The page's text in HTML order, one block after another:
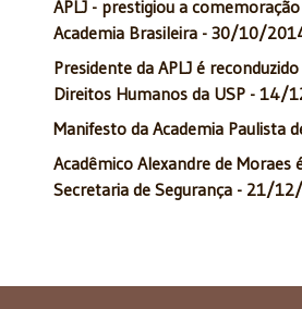
APLJ - prestigiou a
Academia Brasileira - 30/10/
Presidente da APLJ é
Direitos Humanos da USP - 14/
Manifesto da Academia Paulista
Acadêmico Alexandre de Moraes
Secretaria de Segurança - 21/